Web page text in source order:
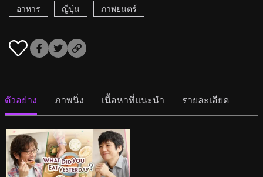
อาหาร ญี่ปุ่น ภาพยนตร์
ตัวอย่าง ภาพนิ่ง เนื้อหาที่แนะนำ รายละเอียด